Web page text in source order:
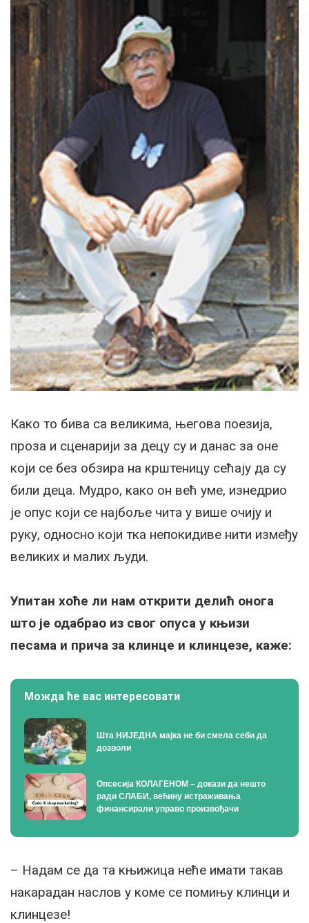
Како то бива са великима, његова поезија,
проза и сценарији за децу су и данас за оне
који се без обзира на крштеницу сећају да су
били деца. Мудро, како он већ уме, изнедрио
је опус који се најбоље чита у више очију и
руку, односно који тка непокидиве нити између
великих и малих људи.
Упитан хоће ли нам открити делић онога
што је одабрао из свог опуса у књизи
песама и прича за клинце и клинцезе, каже:
Можда ће вас интересовати
Шта НИЈЕДНА мајка не би смела себи да
дозволи
Опсесија КОЛАГЕНОМ – докази да нешто
ради СЛАБИ, већину истраживања
финансирали управо произвођачи
– Надам се да та књижица неће имати такав
накарадан наслов у коме се помињу клинци и
клинцезе!